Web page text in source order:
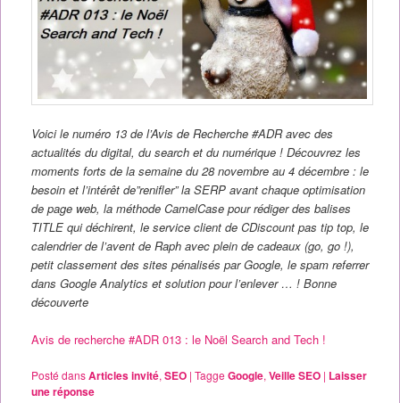
Voici le numéro 13 de l’Avis de Recherche #ADR avec des
actualités du digital, du search et du numérique ! Découvrez les
moments forts de la semaine du 28 novembre au 4 décembre : le
besoin et l’intérêt de”renifler” la SERP avant chaque optimisation
de page web, la méthode CamelCase pour rédiger des balises
TITLE qui déchirent, le service client de CDiscount pas tip top, le
calendrier de l’avent de Raph avec plein de cadeaux (go, go !),
petit classement des sites pénalisés par Google, le spam referrer
dans Google Analytics et solution pour l’enlever … ! Bonne
découverte
Avis de recherche #ADR 013 : le Noël Search and Tech !
Posté dansArticles invité, SEO | Tagge Google, Veille SEO | Laisser
une réponse